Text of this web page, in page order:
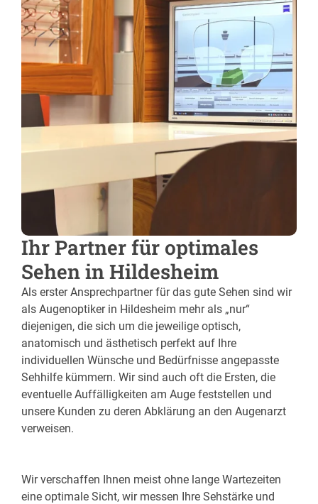
Ihr Partner für optimales
Sehen in Hildesheim
Als erster Ansprechpartner für das gute Sehen sind wir
als Augenoptiker in Hildesheim mehr als „nur“
diejenigen, die sich um die jeweilige optisch,
anatomisch und ästhetisch perfekt auf Ihre
individuellen Wünsche und Bedürfnisse angepasste
Sehhilfe kümmern. Wir sind auch oft die Ersten, die
eventuelle Auffälligkeiten am Auge feststellen und
unsere Kunden zu deren Abklärung an den Augenarzt
verweisen.
Wir verschaffen Ihnen meist ohne lange Wartezeiten
eine optimale Sicht, wir messen Ihre Sehstärke und